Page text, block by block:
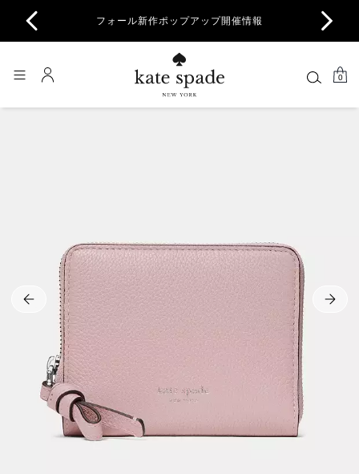
フォール新作ポップアップ開催情報
0